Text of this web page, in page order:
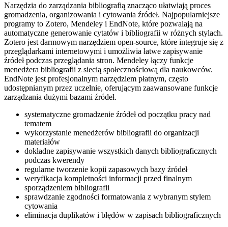
Narzędzia do zarządzania bibliografią znacząco ułatwiają proces
gromadzenia, organizowania i cytowania źródeł. Najpopularniejsze
programy to Zotero, Mendeley i EndNote, które pozwalają na
automatyczne generowanie cytatów i bibliografii w różnych stylach.
Zotero jest darmowym narzędziem open-source, które integruje się z
przeglądarkami internetowymi i umożliwia łatwe zapisywanie
źródeł podczas przeglądania stron. Mendeley łączy funkcje
menedżera bibliografii z siecią społecznościową dla naukowców.
EndNote jest profesjonalnym narzędziem płatnym, często
udostępnianym przez uczelnie, oferującym zaawansowane funkcje
zarządzania dużymi bazami źródeł.
systematyczne gromadzenie źródeł od początku pracy nad
tematem
wykorzystanie menedżerów bibliografii do organizacji
materiałów
dokładne zapisywanie wszystkich danych bibliograficznych
podczas kwerendy
regularne tworzenie kopii zapasowych bazy źródeł
weryfikacja kompletności informacji przed finalnym
sporządzeniem bibliografii
sprawdzanie zgodności formatowania z wybranym stylem
cytowania
eliminacja duplikatów i błędów w zapisach bibliograficznych